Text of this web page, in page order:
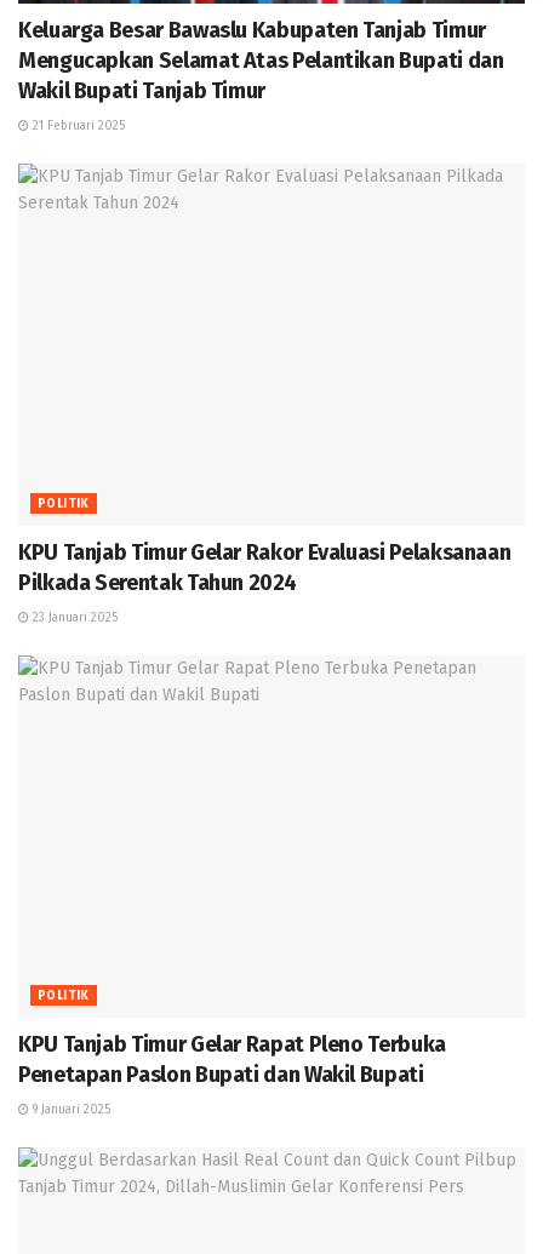
Keluarga Besar Bawaslu Kabupaten Tanjab Timur
Mengucapkan Selamat Atas Pelantikan Bupati dan
Wakil Bupati Tanjab Timur
21 Februari 2025
POLITIK
KPU Tanjab Timur Gelar Rakor Evaluasi Pelaksanaan
Pilkada Serentak Tahun 2024
23 Januari 2025
POLITIK
KPU Tanjab Timur Gelar Rapat Pleno Terbuka
Penetapan Paslon Bupati dan Wakil Bupati
9 Januari 2025